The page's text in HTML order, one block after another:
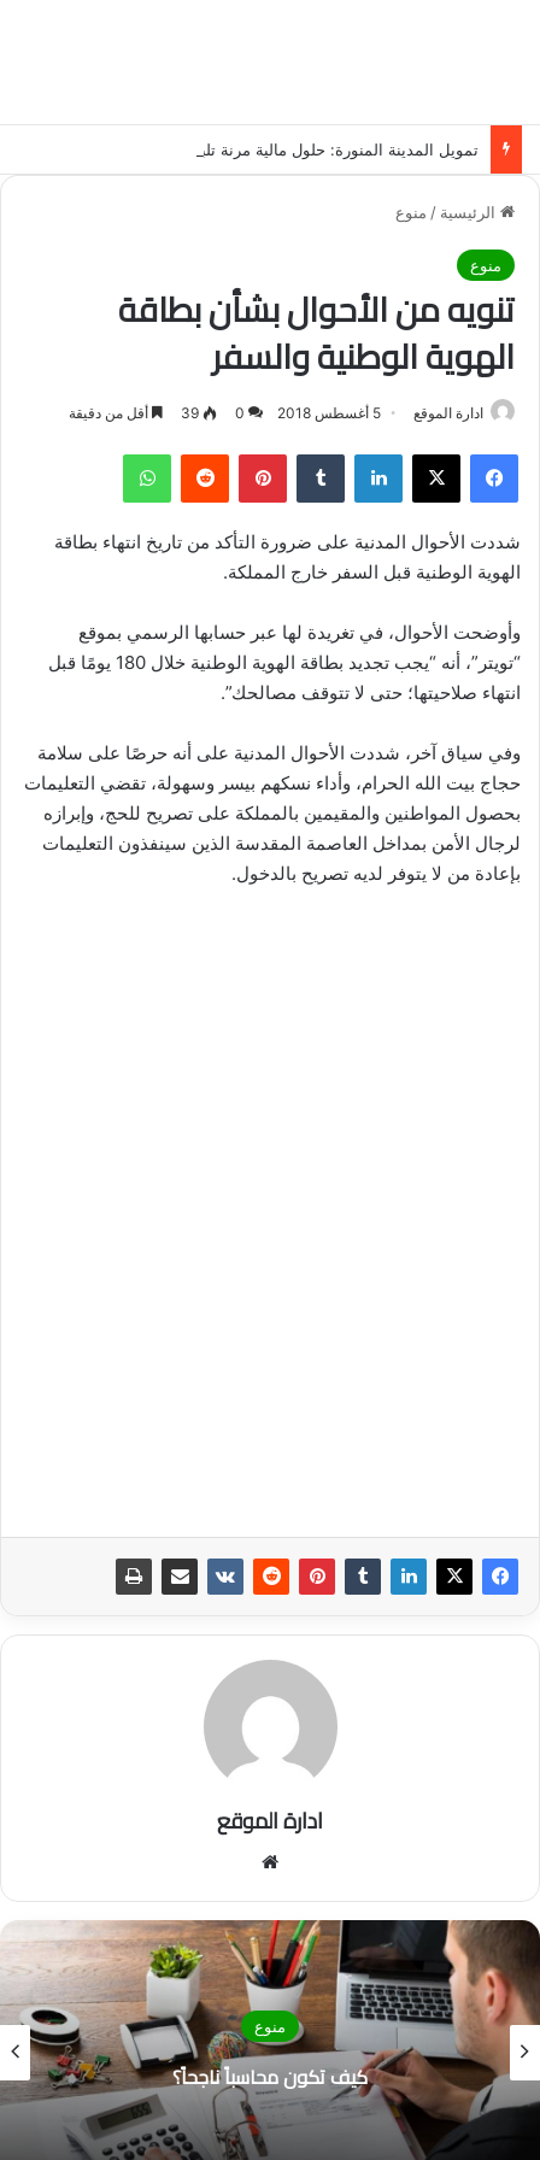
الرئيسية / منوع
منوع
تنويه من الأحوال بشأن بطاقة
الهوية الوطنية والسفر
ادارة الموقع 5 أغسطس 2018 0
39 أقل من دقيقة
فيسبوك لينكدإن بينتيريست
شددت الأحوال المدنية على ضرورة التأكد من تاريخ انتهاء بطاقة
الهوية الوطنية قبل السفر خارج المملكة.
وأوضحت الأحوال، في تغريدة لها عبر حسابها الرسمي بموقع
“تويتر”، أنه “يجب تجديد بطاقة الهوية الوطنية خلال 180 يومًا قبل
انتهاء صلاحيتها؛ حتى لا تتوقف مصالحك”.
وفي سياق آخر، شددت الأحوال المدنية على أنه حرصًا على سلامة
حجاج بيت الله الحرام، وأداء نسكهم بيسر وسهولة، تقضي التعليمات
بحصول المواطنين والمقيمين بالمملكة على تصريح للحج، وإبرازه
لرجال الأمن بمداخل العاصمة المقدسة الذين سينفذون التعليمات
بإعادة من لا يتوفر لديه تصريح بالدخول.
ادارة الموقع
الوي
ب
منوع
كيف تكون محاسباً ناجحاً؟